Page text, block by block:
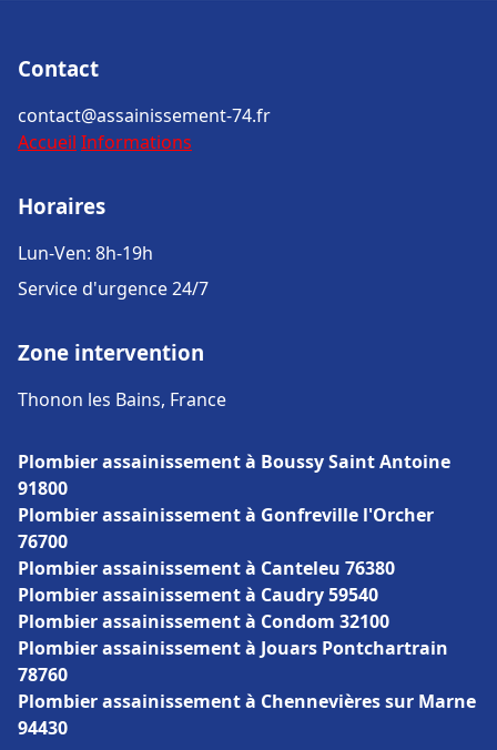
Contact
contact@assainissement-74.fr
Accueil Informations
Horaires
Lun-Ven: 8h-19h
Service d'urgence 24/7
Zone intervention
Thonon les Bains, France
Plombier assainissement à Boussy Saint Antoine
91800
Plombier assainissement à Gonfreville l'Orcher
76700
Plombier assainissement à Canteleu 76380
Plombier assainissement à Caudry 59540
Plombier assainissement à Condom 32100
Plombier assainissement à Jouars Pontchartrain
78760
Plombier assainissement à Chennevières sur Marne
94430